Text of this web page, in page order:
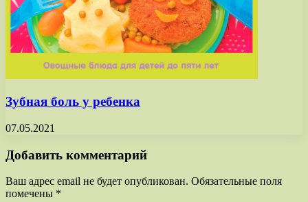
Зубная боль у ребенка
07.05.2021
Добавить комментарий
Ваш адрес email не будет опубликован. Обязательные поля
помечены *